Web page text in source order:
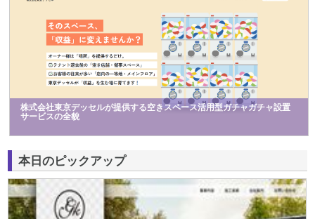
株式会社東京デッセルが提供する空きスペース活用型ガチャガチャ設置
サービスの全貌
本日のピックアップ